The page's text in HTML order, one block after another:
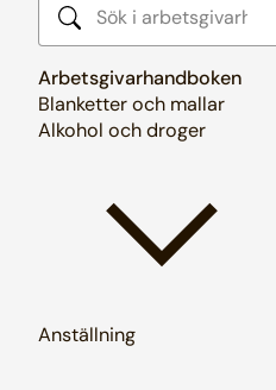
Sök i arbetsgivarhandboken
Arbetsgivarhandboken
Blanketter och mallar
Alkohol och droger
Anställning